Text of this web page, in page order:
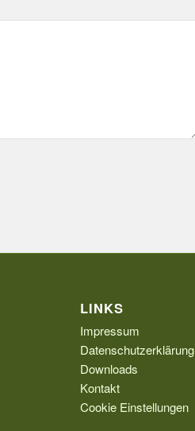
LINKS
Impressum
Datenschutzerklärung
Downloads
Kontakt
Cookie Einstellungen